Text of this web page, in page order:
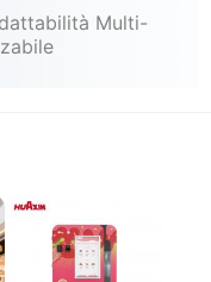
Multi-